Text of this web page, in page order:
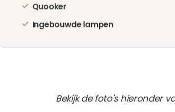
Quooker
Ingebouwde lampen
Bekijk de foto's hieronder